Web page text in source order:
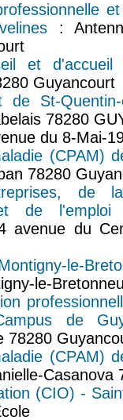
:
et
Guyancourt
St-Quentin-
78280
du 8-Mai-
(CPAM)
78280
de
de l'emploi
du
le-
le-
de
78280
(CPAM)
Casanova
(CIO) -